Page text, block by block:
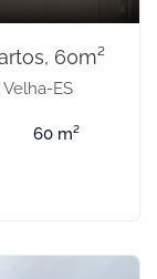
60m²
ES
60 m²